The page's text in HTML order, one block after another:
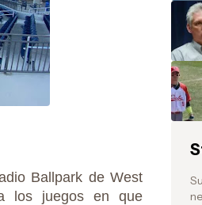
Ballpark de West
los juegos en que